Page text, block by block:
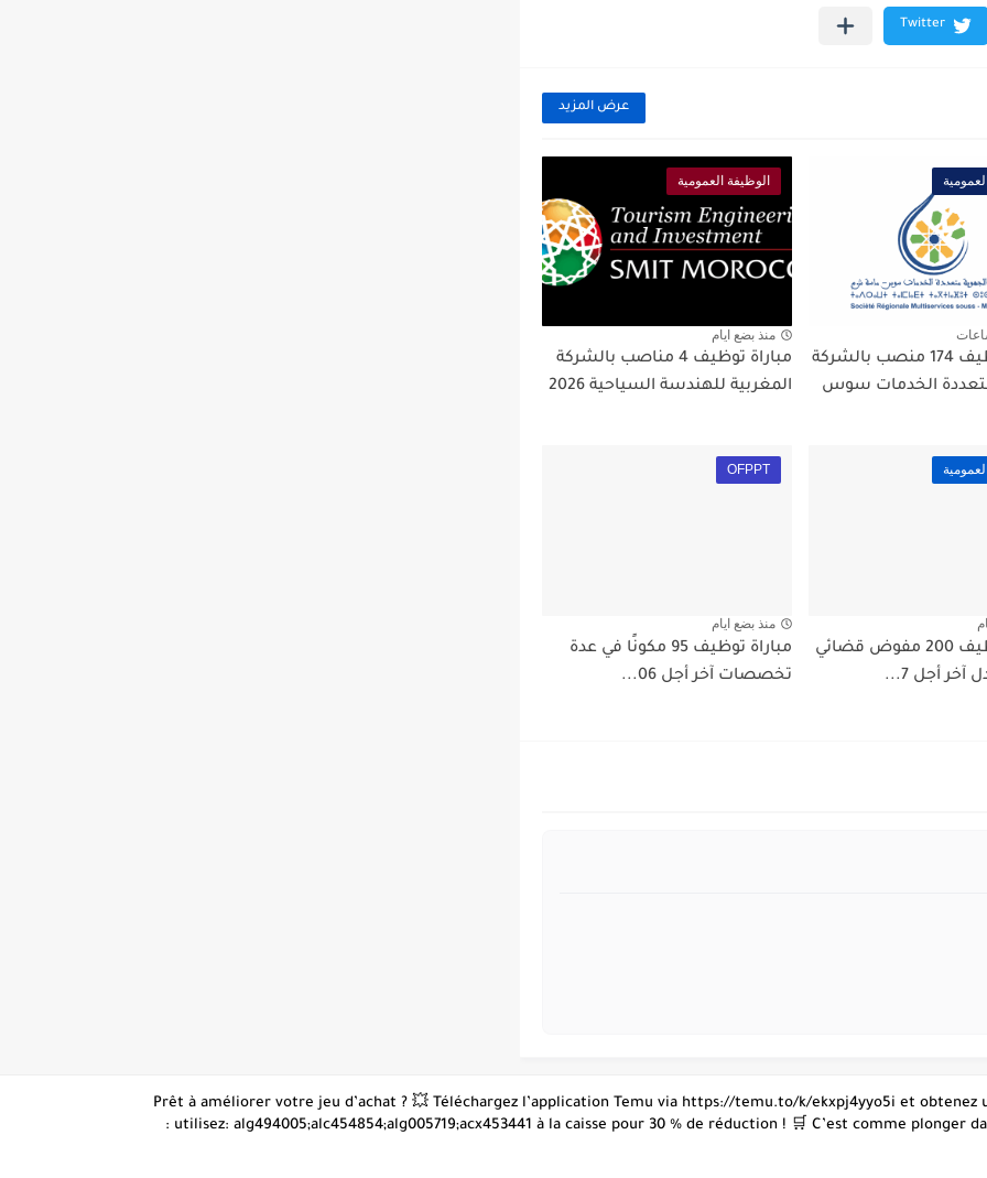
عرض المزيد
مباراة توظيف 174 منصب بالشركة
الخدمات سوس
الوظيفة العمومية
منذ بضع ايام
مباراة توظيف 4 مناصب بالشركة
المغربية للهندسة السياحية 2026
مباراة توظيف 200 مفوض قضائي
آخر أجل 7...
OFPPT
منذ بضع ايام
مباراة توظيف 95 مكونًا في عدة
تخصصات آخر أجل 06...
👋 Prêt à améliorer votre jeu d’achat ? 💥 Téléchargez l’application Temu via https://temu.to/k/ekxpj4yyo5i et obtenez
: utilisez: alg494005;alc454854;alg005719;acx453441 à la caisse pour 30 % de réduction ! 🛒 C’est comme plonger